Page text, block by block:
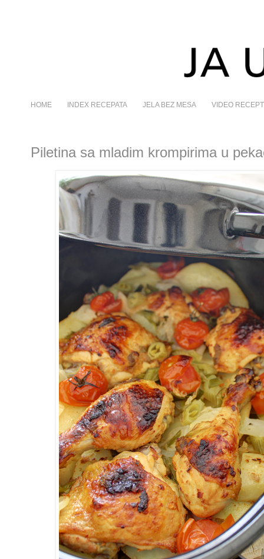
HOME INDEX RECEPATA JELA BEZ MESA VIDEO
Piletina sa mladim krompirima u